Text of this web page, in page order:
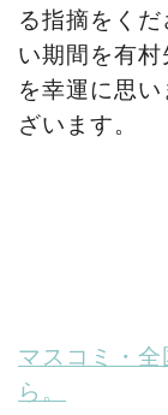
る指摘をく
い期間を有
を幸運に思
ざいます。
マスコミ・
ら。